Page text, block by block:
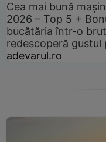
Cea mai bună
2026 – Top 5 +
bucătăria într-o
redescoperă gustul
adevarul.ro